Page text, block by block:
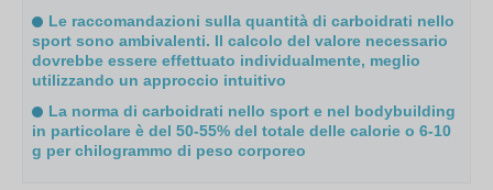
Le raccomandazioni sulla quantità di carboidrati nello
sport sono ambivalenti. Il calcolo del valore necessario
dovrebbe essere effettuato individualmente, meglio
utilizzando un approccio intuitivo
La norma di carboidrati nello sport e nel bodybuilding
in particolare è del 50-55% del totale delle calorie o 6-10
g per chilogrammo di peso corporeo